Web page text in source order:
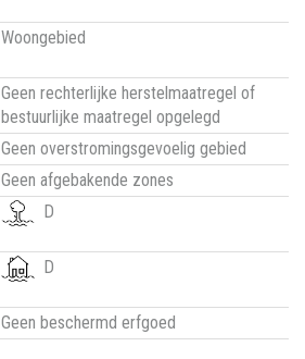
Woongebied
Geen rechterlijke herstelmaatregel of
bestuurlijke maatregel opgelegd
Geen overstromingsgevoelig gebied
Geen afgebakende zones
D
D
Geen beschermd erfgoed